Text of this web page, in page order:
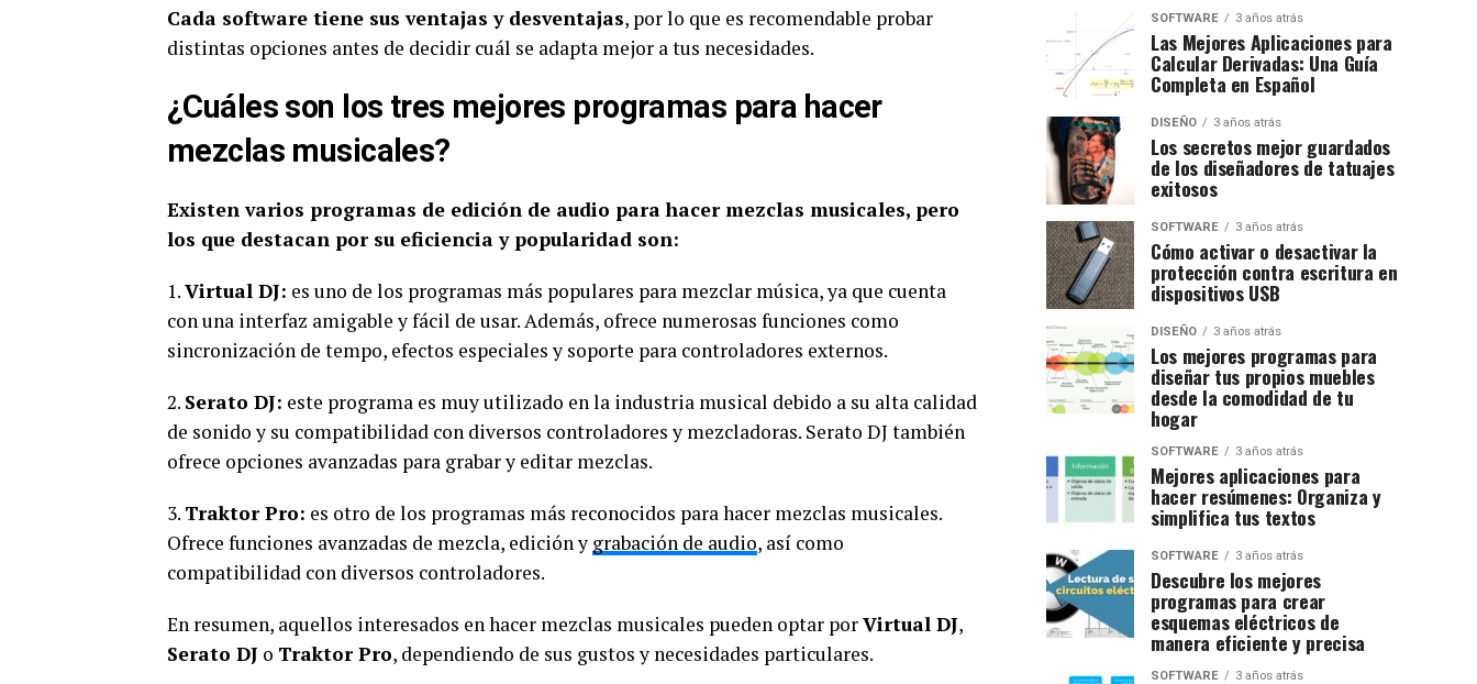
Cada software tiene sus ventajas y desventajas, por lo que es recomendable probar
distintas opciones antes de decidir cuál se adapta mejor a tus necesidades.
¿Cuáles son los tres mejores programas para hacer
mezclas musicales?
Existen varios programas de edición de audio para hacer mezclas musicales, pero
los que destacan por su eficiencia y popularidad son:
1.Virtual DJ: es uno de los programas más populares para mezclar música, ya que cuenta
con una interfaz amigable y fácil de usar. Además, ofrece numerosas funciones como
sincronización de tempo, efectos especiales y soporte para controladores externos.
2. Serato DJ: este programa es muy utilizado en la industria musical debido a su alta calidad
de sonido y su compatibilidad con diversos controladores y mezcladoras. Serato DJ también
ofrece opciones avanzadas para grabar y editar mezclas.
3. Traktor Pro: es otro de los programas más reconocidos para hacer mezclas musicales.
Ofrece funciones avanzadas de mezcla, edición y grabación de audio, así como
compatibilidad con diversos controladores.
En resumen, aquellos interesados en hacer mezclas musicales pueden optar porVirtual DJ,
Serato DJ o Traktor Pro, dependiendo de sus gustos y necesidades particulares.
SOFTWARE 3 años atrás
Las Mejores Aplicaciones para
Calcular Derivadas: Una Guía
Completa en Español
DISEÑO 3 años atrás
Los secretos mejor guardados
de los diseñadores de tatuajes
exitosos
SOFTWARE 3 años atrás
Cómo activar o desactivar la
protección contra escritura en
dispositivos USB
DISEÑO 3 años atrás
Los mejores programas para
diseñar tus propios muebles
desde la comodidad de tu
hogar
SOFTWARE 3 años atrás
Mejores aplicaciones para
hacer resúmenes: Organiza y
simplifica tus textos
SOFTWARE 3 años atrás
Descubre los mejores
programas para crear
esquemas eléctricos de
manera eficiente y precisa
SOFTWARE 3 años atrás